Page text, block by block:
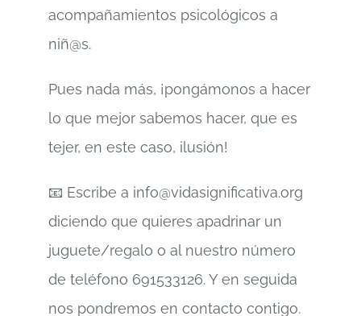
acompañamientos psicológicos a
niñ@s.
Pues nada más, ¡pongámonos a hacer
lo que mejor sabemos hacer, que es
tejer, en este caso, ilusión!
📧 Escribe a info@vidasignificativa.org
diciendo que quieres apadrinar un
juguete/regalo o al nuestro número
de teléfono 691533126. Y en seguida
nos pondremos en contacto contigo.